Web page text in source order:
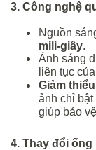
3. Công nghệ
Nguồn
mili-giây.
Ánh sáng
liên tục
Giảm
ảnh chỉ
giúp bảo
4. Thay đổi